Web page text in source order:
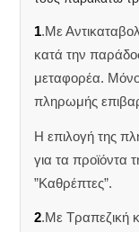
1.Με
κατά την
μεταφορέα.
πληρωμής
Η επιλογή της
για τα προϊόντα
”Καθρέπτες”.
2.Με Τραπεζική